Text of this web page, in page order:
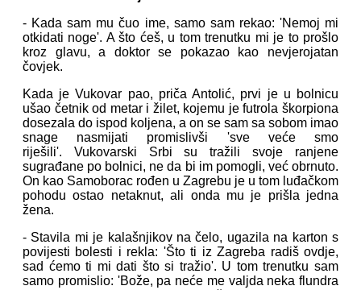
- Kada sam mu čuo ime, samo sam rekao: 'Nemoj mi
otkidati noge'. A što ćeš, u tom trenutku mi je to prošlo
kroz glavu, a doktor se pokazao kao nevjerojatan
čovjek.
Kada je Vukovar pao, priča Antolić, prvi je u bolnicu
ušao četnik od metar i žilet, kojemu je futrola škorpiona
dosezala do ispod koljena, a on se sam sa sobom imao
snage nasmijati promislivši 'sve veće smo
riješili'. Vukovarski Srbi su tražili svoje ranjene
sugrađane po bolnici, ne da bi im pomogli, već obrnuto.
On kao Samoborac rođen u Zagrebu je u tom luđačkom
pohodu ostao netaknut, ali onda mu je prišla jedna
žena.
- Stavila mi je kalašnjikov na čelo, ugazila na karton s
povijesti bolesti i rekla: 'Što ti iz Zagreba radiš ovdje,
sad ćemo ti mi dati što si tražio'. U tom trenutku sam
samo promislio: 'Bože, pa neće me valjda neka flundra